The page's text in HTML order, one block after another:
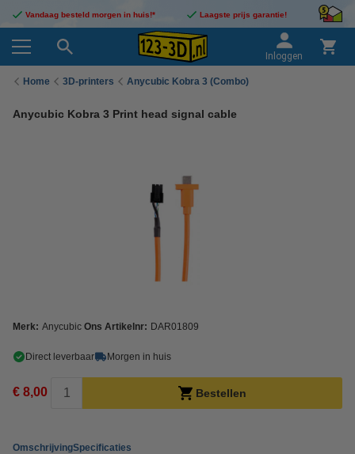
Vandaag besteld morgen in huis!* Laagste prijs garantie!
Inloggen
Home 3D-printers Anycubic Kobra 3 (Combo)
Anycubic Kobra 3 Print head signal cable
Merk: Anycubic Ons Artikelnr: DAR01809
Direct leverbaar Morgen in huis
€ 8,00 Bestellen
OmschrijvingSpecificaties